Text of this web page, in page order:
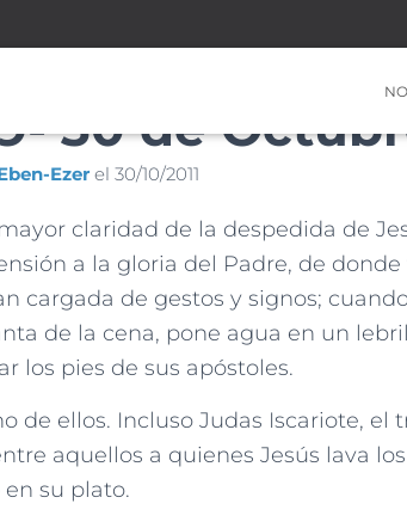
30 de
Ezer el 30/10/2011
claridad de la despedida de
a la gloria del Padre, de
cargada de gestos y signos;
de la cena, pone agua en un
los pies de sus apóstoles.
de ellos. Incluso Judas Iscariote, el
aquellos a quienes Jesús lava
su plato.